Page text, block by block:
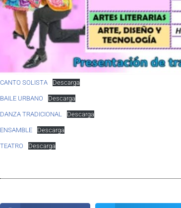
CANTO SOLISTA Descarga
BAILE URBANO Descarga
DANZA TRADICIONAL Descarga
ENSAMBLE Descarga
TEATRO Descarga